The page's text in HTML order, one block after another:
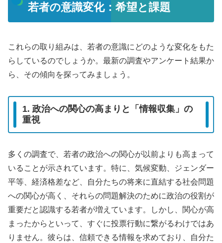
若者の意識変化：希望と課題
これらの取り組みは、若者の意識にどのような変化をもた
らしているのでしょうか。最新の調査やアンケート結果か
ら、その傾向を探ってみましょう。
1. 政治への関心の高まりと「情報収集」の
重視
多くの調査で、若者の政治への関心が以前よりも高まって
いることが示されています。特に、気候変動、ジェンダー
平等、経済格差など、自分たちの将来に直結する社会問題
への関心が高く、それらの問題解決のために政治の役割が
重要だと認識する若者が増えています。しかし、関心が高
まったからといって、すぐに投票行動に繋がるわけではあ
りません。彼らは、信頼できる情報を求めており、自分た